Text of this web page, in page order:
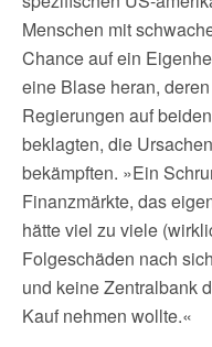
Menschen mit
Chance auf ein
eine Blase heran,
Regierungen auf
beklagten, die
bekämpften. »Ein
Finanzmärkte, das
hätte viel zu viele
Folgeschäden nach
und keine Zentralbank
Kauf nehmen wollte.«